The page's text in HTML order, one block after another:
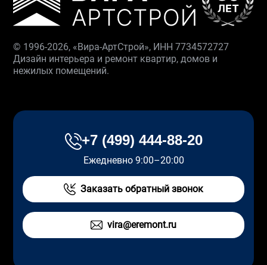
© 1996-2026, «Вира-АртСтрой», ИНН 7734572727
Дизайн интерьера и ремонт квартир, домов и
нежилых помещений.
+7 (499) 444-88-20
Ежедневно 9:00–20:00
Заказать обратный звонок
vira@eremont.ru